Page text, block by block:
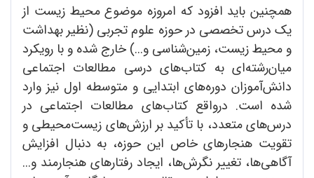
همچنین باید افزود که امروزه موضوع محیط زیست از
یک درس تخصصی در حوزه علوم تجربی (نظیر بهداشت
و محیط زیست، زمین‌شناسی و...) خارج شده و با رویکرد
میان‌رشته‌ای به کتاب‌های درسی مطالعات اجتماعی
دانش‌آموزان دوره‌های ابتدایی و متوسطه اول نیز وارد
شده است. درواقع کتاب‌های مطالعات اجتماعی در
درس‌های متعدد، با تأکید بر ارزش‌های زیست‌محیطی و
تقویت هنجارهای خاص این حوزه، به دنبال افزایش
آگاهی‌ها، تغییر نگرش‌ها، ایجاد رفتارهای هنجارمند و...